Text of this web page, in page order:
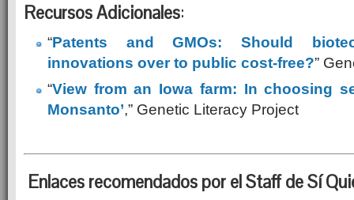
Recursos Adicionales:
“Patents and GMOs: Should
innovations over to public cost-free?”
“View from an Iowa farm: In choosing
Monsanto’,” Genetic Literacy Project
Enlaces recomendados por el Staff de Sí